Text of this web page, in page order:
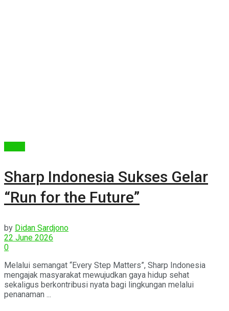
Sharp Indonesia Sukses Gelar
“Run for the Future”
by Didan Sardjono
22 June 2026
0
Melalui semangat “Every Step Matters”, Sharp Indonesia
mengajak masyarakat mewujudkan gaya hidup sehat
sekaligus berkontribusi nyata bagi lingkungan melalui
penanaman ...